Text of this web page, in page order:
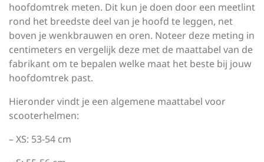
hoofdomtrek meten. Dit kun je doen door een meetlint
rond het breedste deel van je hoofd te leggen, net
boven je wenkbrauwen en oren. Noteer deze meting in
centimeters en vergelijk deze met de maattabel van de
fabrikant om te bepalen welke maat het beste bij jouw
hoofdomtrek past.
Hieronder vindt je een algemene maattabel voor
scooterhelmen:
– XS: 53-54 cm